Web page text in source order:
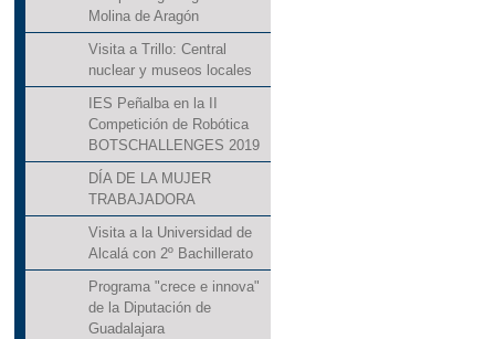
Molina de Aragón
Visita a Trillo: Central
nuclear y museos locales
IES Peñalba en la II
Competición de Robótica
BOTSCHALLENGES 2019
DÍA DE LA MUJER
TRABAJADORA
Visita a la Universidad de
Alcalá con 2º Bachillerato
Programa "crece e innova"
de la Diputación de
Guadalajara